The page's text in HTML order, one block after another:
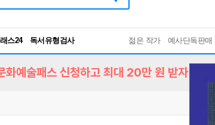
스24
독서유형검사
RBTI Lab
젊은 작가 예사단독판매
화예술패스 신청하고 최대 20만 원 받자!